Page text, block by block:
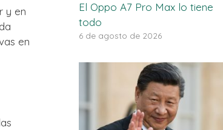
y en
en
El Oppo A7 Pro Max lo tiene
todo
6 de agosto de 2026